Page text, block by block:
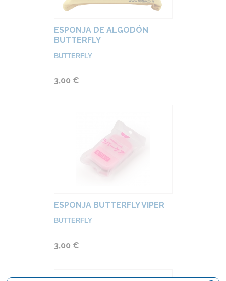
ESPONJA DE ALGODÓN
BUTTERFLY
BUTTERFLY
3,00 €
ESPONJA BUTTERFLY VIPER
BUTTERFLY
3,00 €